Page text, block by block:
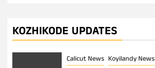
KOZHIKODE UPDATES
Calicut News Koyilandy News